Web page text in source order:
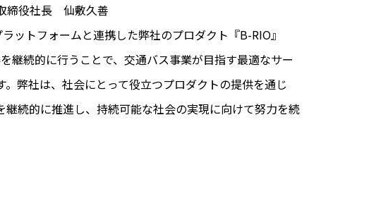
締役社長 仙敷久善
ットフォームと連携した弊社のプロダクト『B-RIO』
継続的に行うことで、交通バス事業が目指す最適なサー
。弊社は、社会にとって役立つプロダクトの提供を通じ
継続的に推進し、持続可能な社会の実現に向けて努力を続